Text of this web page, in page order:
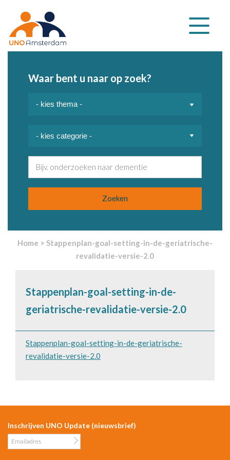
Klap
navigatie
Waar bent u naar op zoek?
Home > Stappenplan-goal-setting-in-de-geriatrische-
revalidatie-versie-2.0
Stappenplan-goal-setting-in-de-
geriatrische-revalidatie-versie-2.0
Stappenplan-goal-setting-in-de-geriatrische-
revalidatie-versie-2.0
Inschrijven UNO Update (nieuwsbrief)